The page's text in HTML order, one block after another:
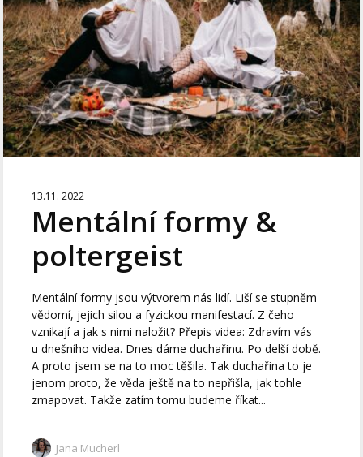
13.11. 2022
Mentální formy &
poltergeist
Mentální formy jsou výtvorem nás lidí. Liší se stupněm
vědomí, jejich silou a fyzickou manifestací. Z čeho
vznikají a jak s nimi naložit? Přepis videa: Zdravím vás
u dnešního videa. Dnes dáme duchařinu. Po delší době.
A proto jsem se na to moc těšila. Tak duchařina to je
jenom proto, že věda ještě na to nepřišla, jak tohle
zmapovat. Takže zatím tomu budeme říkat...
Jana Mucherl